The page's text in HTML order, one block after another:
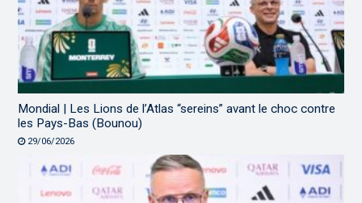
Mondial | Les Lions de l’Atlas “sereins” avant le choc contre
les Pays-Bas (Bounou)
29/06/2026